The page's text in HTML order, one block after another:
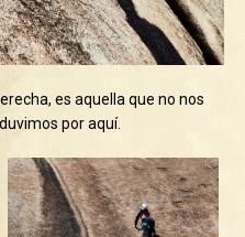
es aquella que no nos
por aquí.